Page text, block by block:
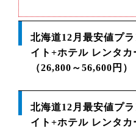
北海道12月最安値プ
イト+ホテル レンタカ
（26,800～56,600円）
北海道12月最安値プ
イト+ホテル レンタカ